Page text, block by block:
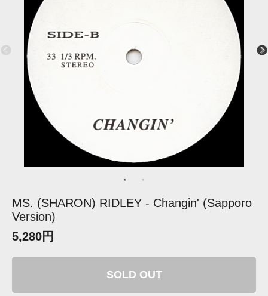
MS. (SHARON) RIDLEY - Changin' (Sapporo
Version)
5,280円
SOLD OUT